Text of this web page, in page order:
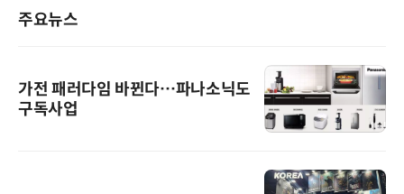
주요뉴스
가전 패러다임 바뀐다…파나소닉도
구독사업